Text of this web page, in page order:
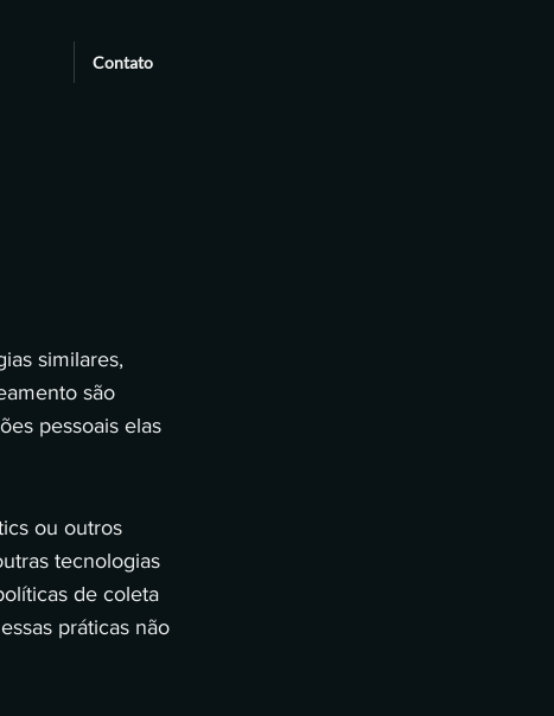
Contato
similares,
são
pessoais elas
ou outros
tecnologias
de coleta
práticas não